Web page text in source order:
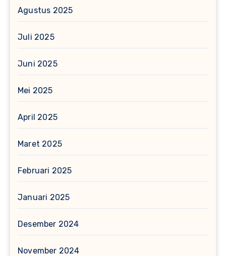
Agustus 2025
Juli 2025
Juni 2025
Mei 2025
April 2025
Maret 2025
Februari 2025
Januari 2025
Desember 2024
November 2024